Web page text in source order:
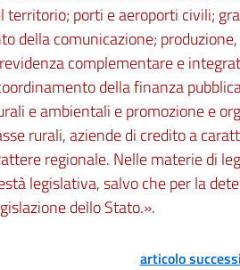
porti e aeroporti civili;
della comunicazione;
complementare e
della finanza
e ambientali e promozione e
rurali, aziende di credito a
regionale. Nelle materie di
legislativa, salvo che per la
dello Stato.».
articolo